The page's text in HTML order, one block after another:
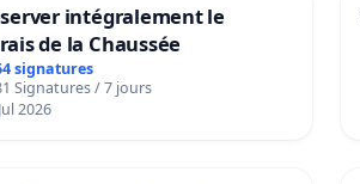
intégralement le
de la Chaussée
signatures
Signatures / 7 jours
2026